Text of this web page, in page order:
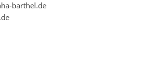
barthel.de